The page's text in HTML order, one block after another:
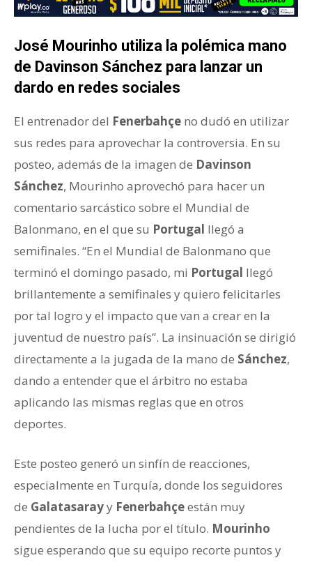
José Mourinho utiliza la polémica mano
de Davinson Sánchez para lanzar un
dardo en redes sociales
El entrenador del Fenerbahçe no dudó en utilizar
sus redes para aprovechar la controversia. En su
posteo, además de la imagen de Davinson
Sánchez, Mourinho aprovechó para hacer un
comentario sarcástico sobre el Mundial de
Balonmano, en el que su Portugal llegó a
semifinales. “En el Mundial de Balonmano que
terminó el domingo pasado, mi Portugal llegó
brillantemente a semifinales y quiero felicitarles
por tal logro y el impacto que van a crear en la
juventud de nuestro país”. La insinuación se dirigió
directamente a la jugada de la mano de Sánchez,
dando a entender que el árbitro no estaba
aplicando las mismas reglas que en otros
deportes.
Este posteo generó un sinfín de reacciones,
especialmente en Turquía, donde los seguidores
de Galatasarayy Fenerbahçeestán muy
pendientes de la lucha por el título. Mourinho
sigue esperando que su equipo recorte puntos y